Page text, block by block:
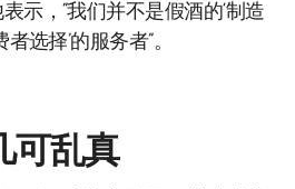
示，“我们并不是假酒的‘制造
选择’的服务者”。
可乱真